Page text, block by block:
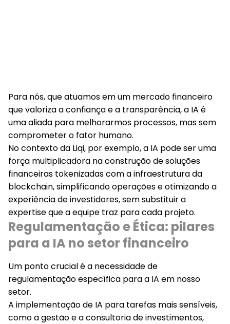
Para nós, que atuamos em um mercado financeiro
que valoriza a confiança e a transparência, a IA é
umaaliada para melhorarmos processos, mas sem
comprometer o fator humano.
No contexto da Liqi, por exemplo, a IA pode ser uma
força multiplicadora naconstrução desoluções
financeiras tokenizadascom a infraestrutura da
blockchain, simplificando operações e otimizando a
experiência de investidores, sem substituir a
expertise que a equipe traz para cada projeto.
Regulamentação e Ética: pilares
para a IA no setor financeiro
Um ponto crucial é a necessidade de
regulamentação específica para a IA em nosso
setor.
A implementação de IA para tarefas mais sensíveis,
como a gestão e a consultoria de investimentos,